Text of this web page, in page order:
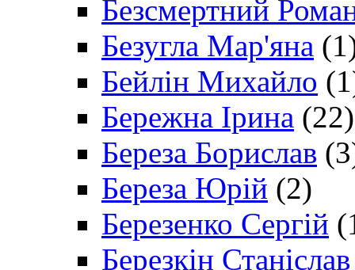
Безсмертний
Безугла Мар'яна
Бейлін Михайло
Бережна Ірина (22)
Береза Борислав
Береза Юрій (2)
Березенко Сергій
Березкін Станіслав